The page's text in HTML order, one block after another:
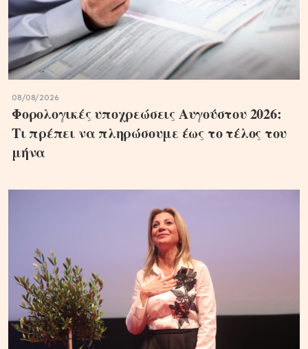
08/08/2026
Φορολογικές υποχρεώσεις Αυγούστου 2026:
Τι πρέπει να πληρώσουμε έως το τέλος του
μήνα